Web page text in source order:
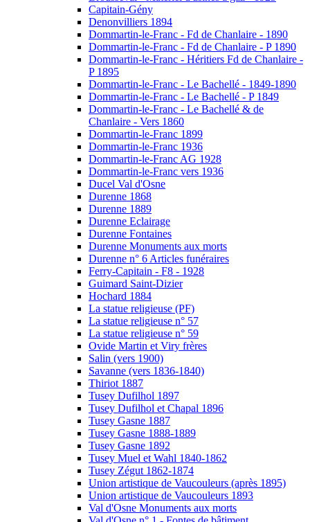
Capitain-Gény
Denonvilliers 1894
Dommartin-le-Franc - Fd de Chanlaire - 1890
Dommartin-le-Franc - Fd de Chanlaire - P 1890
Dommartin-le-Franc - Héritiers Fd de Chanlaire -
P 1895
Dommartin-le-Franc - Le Bachellé - 1849-1890
Dommartin-le-Franc - Le Bachellé - P 1849
Dommartin-le-Franc - Le Bachellé & de
Chanlaire - Vers 1860
Dommartin-le-Franc 1899
Dommartin-le-Franc 1936
Dommartin-le-Franc AG 1928
Dommartin-le-Franc vers 1936
Ducel Val d'Osne
Durenne 1868
Durenne 1889
Durenne Eclairage
Durenne Fontaines
Durenne Monuments aux morts
Durenne n° 6 Articles funéraires
Ferry-Capitain - F8 - 1928
Guimard Saint-Dizier
Hochard 1884
La statue religieuse (PF)
La statue religieuse n° 57
La statue religieuse n° 59
Ovide Martin et Viry frères
Salin (vers 1900)
Savanne (vers 1836-1840)
Thiriot 1887
Tusey Dufilhol 1897
Tusey Dufilhol et Chapal 1896
Tusey Gasne 1887
Tusey Gasne 1888-1889
Tusey Gasne 1892
Tusey Muel et Wahl 1840-1862
Tusey Zégut 1862-1874
Union artistique de Vaucouleurs (après 1895)
Union artistique de Vaucouleurs 1893
Val d'Osne Monuments aux morts